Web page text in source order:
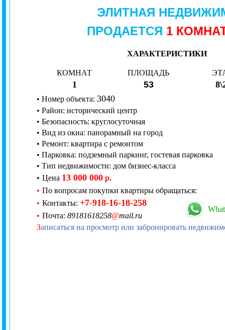
ЭЛИТНАЯ
ПРОДАЕТСЯ 1
ХАРАКТЕРИСТИКИ
КОМНАТ ПЛОЩАДЬ
1 53
• Номер объекта: 3040
• Район: исторический центр
• Безопасность: круглосуточная
• Вид из окна: панорамный на город
• Ремонт: квартира с ремонтом
• Парковка: подземный паркинг, гостевая парковка
• Тип недвижимости: дом бизнес-класса
• Цена 13 000 000 р.
• По вопросам покупки квартиры обращаться:
• Контакты: +7-918-16-18-258
• Почта: 89181618258@mail.ru
Записаться на просмотр или забронировать